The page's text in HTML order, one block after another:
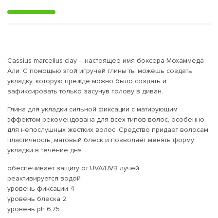
Сassius marcellus clay – настоящее имя боксера Мохаммеда
Али. С помощью этой игручей глины ты можешь создать
укладку, которую прежде можно было создать и
зафиксировать только засунув голову в диван.
Глина для укладки сильной фиксации с матирующим
эффектом рекомендована для всех типов волос, особенно
для непослушных жестких волос. Средство придает волосам
пластичность, матовый блеск и позволяет менять форму
укладки в течение дня.
обеспечивает защиту от UVA/UVB лучей
реактивируется водой
уровень фиксации 4
уровень блеска 2
уровень ph 6,75